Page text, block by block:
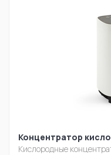
Концентратор
Кислородные